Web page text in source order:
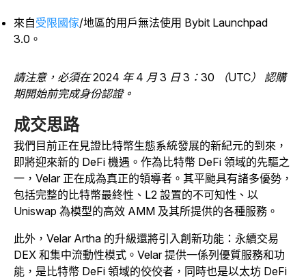
來自受限國傢/地區的用戶無法使用 Bybit Launchpad
3.0。
請注意，必須在 2024 年 4 月 3 日 3：30 （UTC） 認購
期開始前完成身份認證。
成交思路
我們目前正在見證比特幣生態系統發展的新紀元的到來，
即將迎來新的 DeFi 機遇。作為比特幣 DeFi 領域的先驅之
一，Velar 正在成為真正的領導者。其平颱具有諸多優勢，
包括完整的比特幣最終性、L2 設置的不可知性、以
Uniswap 為模型的高效 AMM 及其所提供的各種服務。
此外，Velar Artha 的升級還將引入創新功能：永續交易
DEX 和集中流動性模式。Velar 提供一係列優質服務和功
能，是比特幣 DeFi 領域的佼佼者，同時也是以太坊 DeFi